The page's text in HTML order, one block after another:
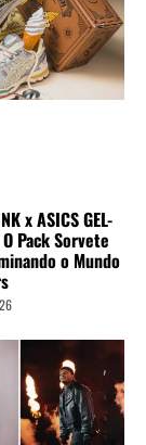
x ASICS GEL-
Pack Sorvete
o Mundo